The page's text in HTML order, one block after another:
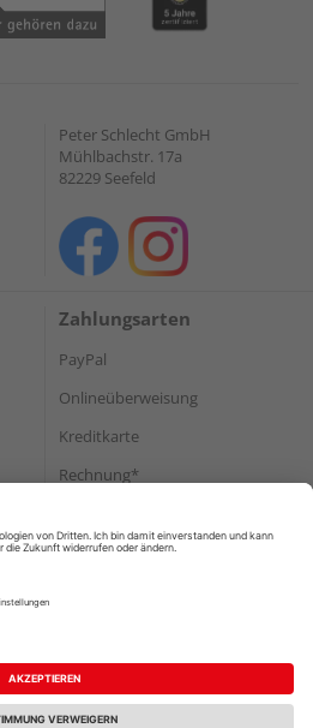
Peter Schlecht GmbH
Mühlbachstr. 17a
82229 Seefeld
Zahlungsarten
PayPal
Onlineüberweisung
Kreditkarte
Rechnung*
Versand
Widerruf
Datenschutz
Vertrag widerrufen